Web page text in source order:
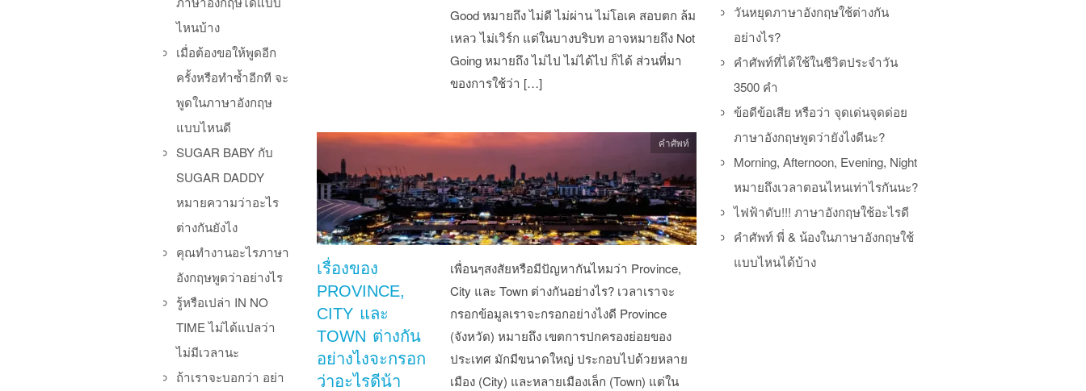
Good หมายถึง ไม่ดี ไม่ผ่าน ไม่โอเค สอบตก ล้ม
เหลว ไม่เวิร์ก แต่ในบางบริบท อาจหมายถึง Not
Going หมายถึง ไม่ไป ไม่ได้ไป ก็ได้ ส่วนที่มา
ของการใช้ว่า […]
เรื่องของ
PROVINCE,
CITY และ
TOWN ต่างกัน
อย่างไงจะกรอก
ว่าอะไรดีน้า
เพื่อนๆสงสัยหรือมีปัญหากันไหมว่า Province,
City และ Town ต่างกันอย่างไร? เวลาเราจะ
กรอกข้อมูลเราจะกรอกอย่างไงดี Province
(จังหวัด) หมายถึง เขตการปกครองย่อยของ
ประเทศ มักมีขนาดใหญ่ ประกอบไปด้วยหลาย
เมือง (City) และหลายเมืองเล็ก (Town) แต่ใน
คำศัพท์
ไหนบ้าง
เมื่อต้องขอให้พูดอีก
ครั้งหรือทำซ้ำอีกที จะ
พูดในภาษาอังกฤษ
แบบไหนดี
SUGAR BABY กับ
SUGAR DADDY
หมายความว่าอะไร
ต่างกันยังไง
คุณทำงานอะไรภาษา
อังกฤษพูดว่าอย่างไร
รู้หรือเปล่า IN NO
TIME ไม่ได้แปลว่า
ไม่มีเวลานะ
ถ้าเราจะบอกว่า อย่า
วันหยุดภาษาอังกฤษใช้ต่างกัน
อย่างไร?
คำศัพท์ที่ได้ใช้ในชีวิตประจำวัน
3500 คำ
ข้อดีข้อเสีย หรือว่า จุดเด่นจุดด่อย
ภาษาอังกฤษพูดว่ายังไงดีนะ?
Morning, Afternoon, Evening, Night
หมายถึงเวลาตอนไหนเท่าไรกันนะ?
ไฟฟ้าดับ!!! ภาษาอังกฤษใช้อะไรดี
คำศัพท์ พี่ & น้องในภาษาอังกฤษใช้
แบบไหนได้บ้าง